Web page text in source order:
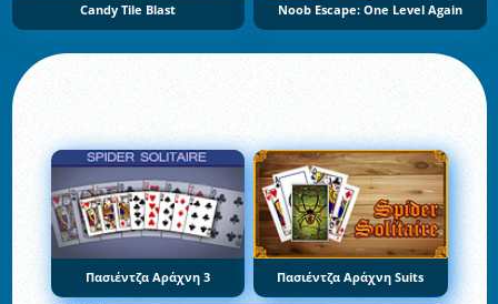
Candy Tile Blast Noob Escape: One Level Again
Πασιέντζα Αράχνη 3 Πασιέντζα Αράχνη Suits